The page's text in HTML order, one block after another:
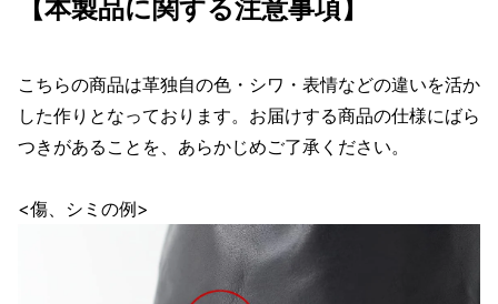
【本製品に関する注意事項】
こちらの商品は革独自の色・シワ・表情などの違いを活か
した作りとなっております。お届けする商品の仕様にばら
つきがあることを、あらかじめご了承ください。
<傷、シミの例>